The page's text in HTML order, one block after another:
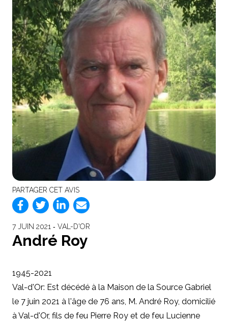
PARTAGER CET AVIS
7 JUIN 2021 ‐ VAL-D'OR
André Roy
1945-2021
Val-d'Or: Est décédé à la Maison de la Source Gabriel
le 7 juin 2021 à l'âge de 76 ans, M. André Roy, domicilié
à Val-d'Or, fils de feu Pierre Roy et de feu Lucienne